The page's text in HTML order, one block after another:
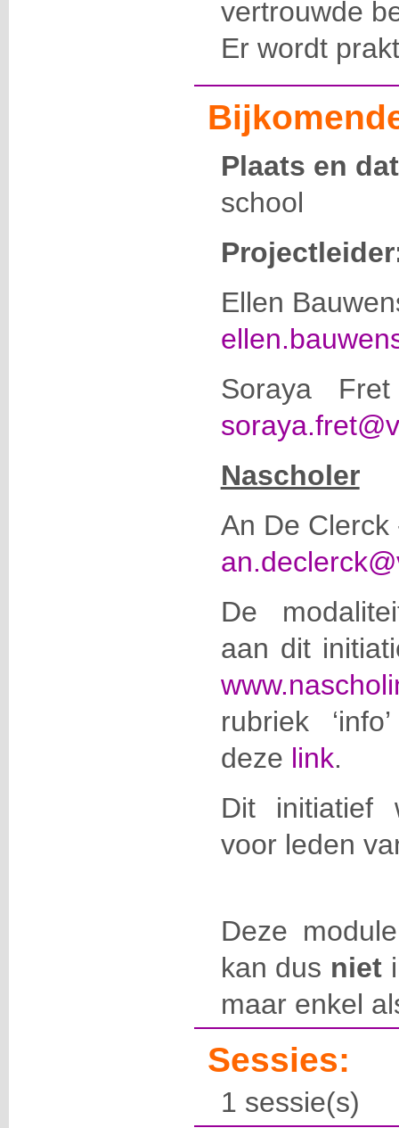
vertrouwde
Er wordt
Plaats en
school
Ellen
Soraya
Nascholer
An De Clerck
De
aan dit
rubriek
deze link.
Dit initiatief
voor leden
Deze
kan dus niet
maar enkel
Sessies:
1 sessie(s)